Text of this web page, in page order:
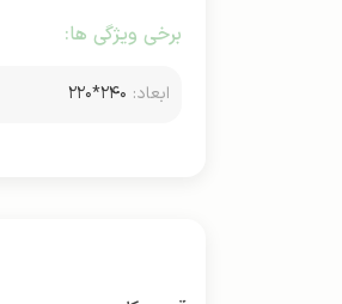
برخی ویژگی ها:
ابعاد: ۲۴۰*۲۲۰